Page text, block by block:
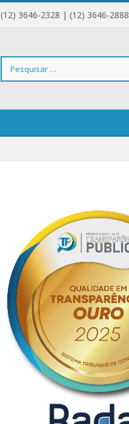
(12) 3646-2328 | (12) 3646-2888
Pesquisar